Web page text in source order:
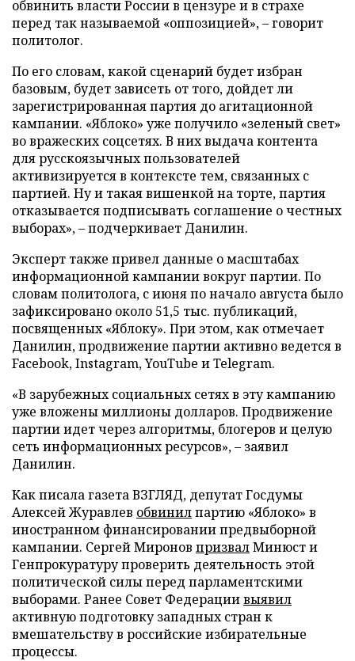
обвинить власти России в цензуре и в страхе
перед так называемой «оппозицией», – говорит
политолог.
По его словам, какой сценарий будет избран
базовым, будет зависеть от того, дойдет ли
зарегистрированная партия до агитационной
кампании. «Яблоко» уже получило «зеленый свет»
во вражеских соцсетях. В них выдача контента
для русскоязычных пользователей
активизируется в контексте тем, связанных с
партией. Ну и такая вишенкой на торте, партия
отказывается подписывать соглашение о честных
выборах», – подчеркивает Данилин.
Эксперт также привел данные о масштабах
информационной кампании вокруг партии. По
словам политолога, с июня по начало августа было
зафиксировано около 51,5 тыс. публикаций,
посвященных «Яблоку». При этом, как отмечает
Данилин, продвижение партии активно ведется в
Facebook, Instagram, YouTube и Telegram.
«В зарубежных социальных сетях в эту кампанию
уже вложены миллионы долларов. Продвижение
партии идет через алгоритмы, блогеров и целую
сеть информационных ресурсов», – заявил
Данилин.
Как писала газета ВЗГЛЯД, депутат Госдумы
Алексей Журавлев обвинилпартию «Яблоко» в
иностранном финансировании предвыборной
кампании. Сергей Миронов призвалМинюст и
Генпрокуратуру проверить деятельность этой
политической силы перед парламентскими
выборами. Ранее Совет Федерациивыявил
активную подготовку западных стран к
вмешательству в российские избирательные
процессы.